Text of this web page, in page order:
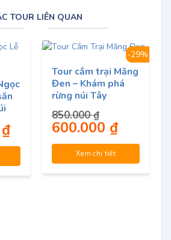
TOUR LIÊN QUAN
₫
-29%
Tour cắm trại Măng
Đen – Khám phá
rừng núi Tây
Nguyên
850.000₫
Giá
gốc
là:
850.000 ₫.
600.000 ₫Giá
tại
là:
600.000 ₫.
Xem chi tiết